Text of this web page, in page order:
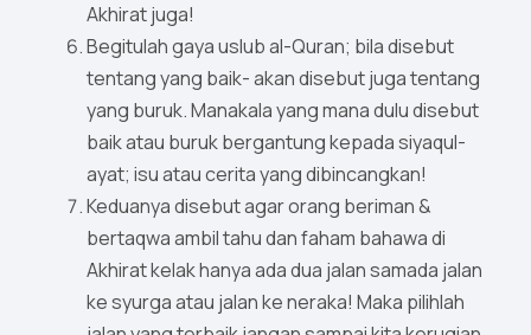
Akhirat juga!
Begitulah gaya uslub al-Quran; bila disebut
tentang yang baik- akan disebut juga tentang
yang buruk. Manakala yang mana dulu disebut
baik atau buruk bergantung kepada siyaqul-
ayat; isu atau cerita yang dibincangkan!
Keduanya disebut agar orang beriman &
bertaqwa ambil tahu dan faham bahawa di
Akhirat kelak hanya ada dua jalan samada jalan
ke syurga atau jalan ke neraka! Maka pilihlah